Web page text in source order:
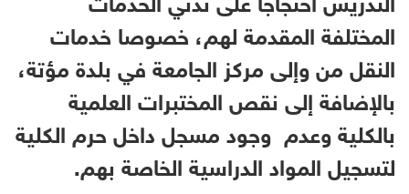
المختلفة المقدمة لهم، خصوصا خدمات
النقل من وإلى مركز الجامعة في بلدة مؤتة،
بالإضافة إلى نقص المختبرات العلمية
بالكلية وعدم وجود مسجل داخل حرم الكلية
لتسجيل المواد الدراسية الخاصة بهم.